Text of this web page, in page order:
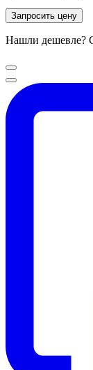
Запросить цену
Нашли дешевле?